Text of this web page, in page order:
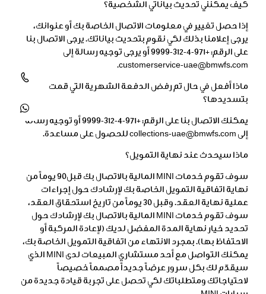
كيف يمكنني تحديث بياناتي الشخصية؟
إذا حصل تغيير في معلومات الاتصال الخاصة بك أو عنوانك،
يرجى إعلامنا بذلك لكي نقوم بتحديث بياناتك. يرجى الاتصال بنا
على الرقم: +971-4-312-9999 أو يرجى توجيه رسالة إلى
customerservice-uae@bmwfs.com.
ماذا أفعل في حال تم رفض الدفعة الشهرية التي قمت
بتسديدها؟
يمكنك الاتصال بنا على الرقم: +971-4-312-9999 أو توجيه رسالة
إلى collections-uae@bmwfs.com للحصول على مساعدة.
ماذا سيحدث عند نهاية التمويل؟
سوف تقوم خدمات MINI المالية بالاتصال بك قبل90 يوماً من
نهاية اتفاقية التمويل الخاصة بك لإرشادك حول إجراءات
عملية نهاية العقد. وقبل 30 يوماً من تاريخ استحقاق العقد،
سوف تقوم خدمات MINI المالية بالاتصال بك لإرشادك حول
تحديد خيار نهاية المدة المفضل لديك (لإعادة المركبة أو
الاحتفاظ بها). بمجرد الانتهاء من اتفاقية التمويل الخاصة بك،
يمكنك التواصل مع أحد مستشاري المبيعات لدى MINI الذي
سيقدّم لك بكل سرور عرضاً جديداً مصمماً خصيصاً
لاحتياجاتك ومتطلباتك لكي تحصل على تجربة قيادة جديدة من